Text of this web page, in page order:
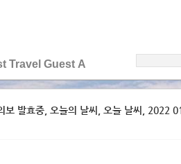
Travel Guest A
발효중, 오늘의 날씨, 오늘 날씨, 2022